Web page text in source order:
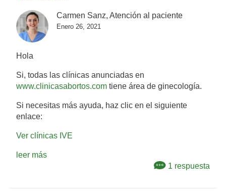
Carmen Sanz, Atención al paciente
Enero 26, 2021
Hola
Si, todas las clínicas anunciadas en
www.clinicasabortos.com tiene área de ginecología.
Si necesitas más ayuda, haz clic en el siguiente
enlace:
Ver clínicas IVE
leer más
1 respuesta